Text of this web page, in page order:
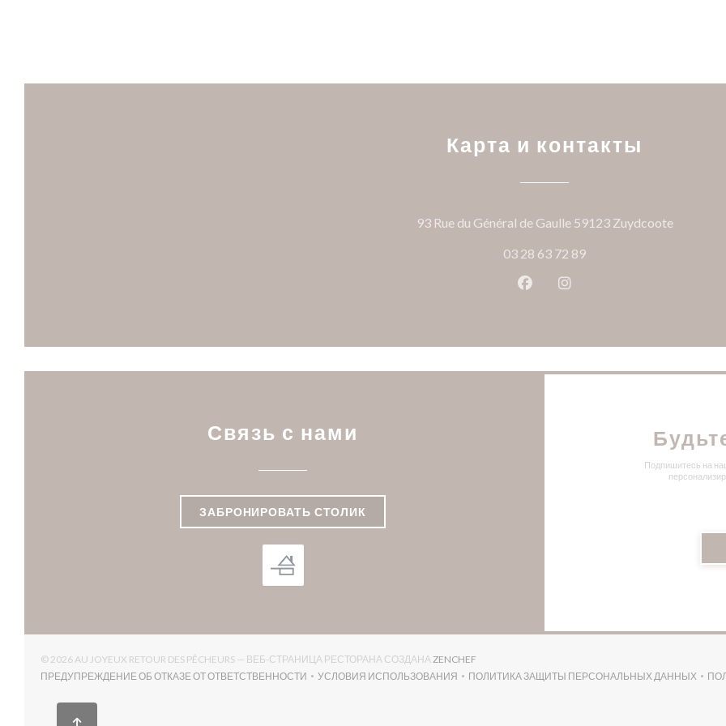
Карта и контакты
93 Rue du Général de Gaulle 59123 Zuydcoote
03 28 63 72 89
Facebook ((открывается в
Instagram ((открывается
Связь с нами
ЗАБРОНИРОВАТЬ СТОЛИК
Подпишитесь на
© 2026 AU JOYEUX RETOUR DES PÊCHEURS — ВЕБ-СТРАНИЦА РЕСТОРАНА СОЗДАНАZENCHEF
ПРЕДУПРЕЖДЕНИЕ ОБ ОТКАЗЕ ОТ ОТВЕТСТВЕННОСТИ
((ОТКРЫВАЕТСЯ В НОВОМ ОКНЕ))
УСЛОВИЯ ИСПОЛЬЗОВАНИЯ
((ОТКРЫВАЕТСЯ В НОВОМ ОКНЕ))
ПОЛИТИКА ЗАЩИТЫ ПЕРСОНАЛЬНЫХ ДАННЫХ
((ОТКРЫВАЕТСЯ В НОВОМ